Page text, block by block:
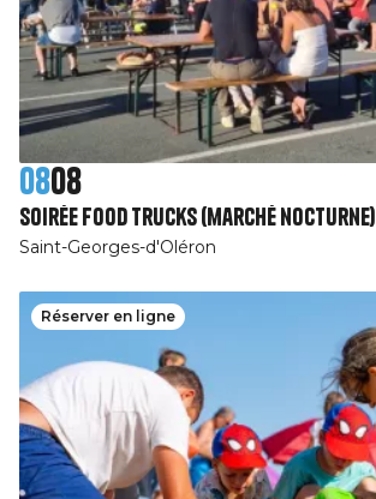
0808
Soirée Food Trucks (marché nocturne)
Saint-Georges-d'Oléron
Réserver en ligne